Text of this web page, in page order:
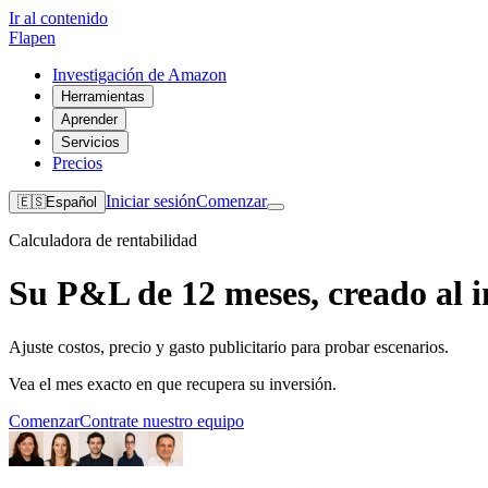
Ir al contenido
Flapen
Investigación de Amazon
Herramientas
Aprender
Servicios
Precios
🇪🇸Español Iniciar sesiónComenzar
Calculadora de rentabilidad
Su P&L de 12 meses, creado al
Ajuste costos, precio y gasto publicitario para probar escenarios.
Vea el mes exacto en que recupera su inversión.
ComenzarContrate nuestro equipo